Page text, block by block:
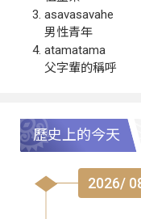
asavasavahe
男性青年
atamatama
父字輩的稱呼
歷史上的今天
2026/